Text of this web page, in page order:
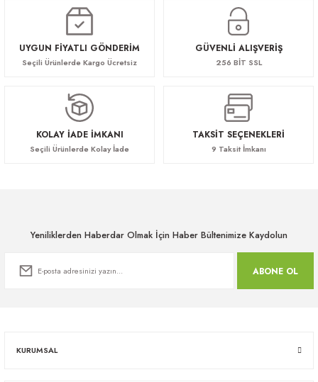
UYGUN FİYATLI GÖNDERİM
Seçili Ürünlerde Kargo Ücretsiz
GÜVENLİ ALIŞVERİŞ
256 BİT SSL
KOLAY İADE İMKANI
Seçili Ürünlerde Kolay İade
TAKSİT SEÇENEKLERİ
9 Taksit İmkanı
Yeniliklerden Haberdar Olmak İçin Haber Bültenimize Kaydolun
ABONE OL
KURUMSAL